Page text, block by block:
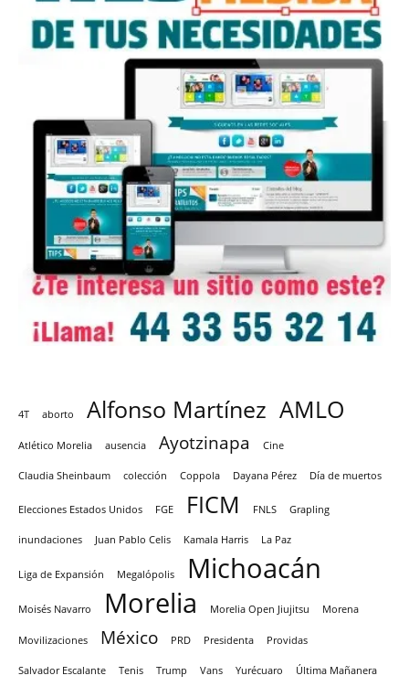
4T aborto Alfonso Martínez AMLO
Atlético Morelia ausencia Ayotzinapa Cine
Claudia Sheinbaum colección Coppola Dayana Pérez Día de muertos
Elecciones Estados Unidos FGE FICM FNLS Grapling
inundaciones Juan Pablo Celis Kamala Harris La Paz
Liga de Expansión Megalópolis Michoacán
Moisés Navarro Morelia Morelia Open Jiujitsu Morena
Movilizaciones México PRD Presidenta Providas
Salvador Escalante Tenis Trump Vans Yurécuaro Última Mañanera